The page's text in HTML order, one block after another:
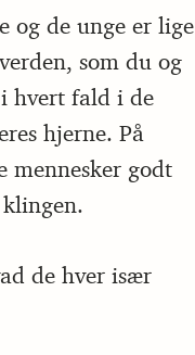
og de unge er lige
som du og
hvert fald i de
hjerne. På
mennesker godt
de hver især